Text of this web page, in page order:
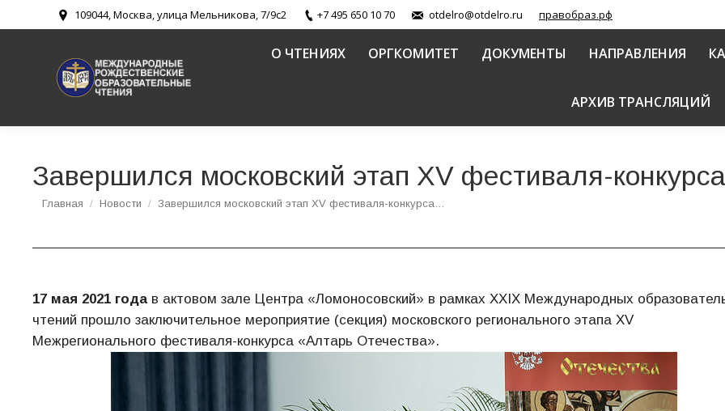
109044, Москва, улица Мельникова, 7/9с2 +7 495 650 10 70 otdelro@otdelro.ru правобраз.рф
О ЧТЕНИЯХ ОРГКОМИТЕТ ДОКУМЕНТЫ НАПРАВЛЕНИЯ
АРХИВ ТРАНСЛЯЦИЙ
Завершился московский этап XV фестиваля-
Вы здесь:
Главная Новости Завершился московский этап XV фестиваля-конкурса…
17 мая 2021 годав актовом зале Центра «Ломоносовский» в рамках XXIX Международных
чтений прошло заключительное мероприятие (секция) московского регионального этапа XV
Межрегионального фестиваля-конкурса «Алтарь Отечества».